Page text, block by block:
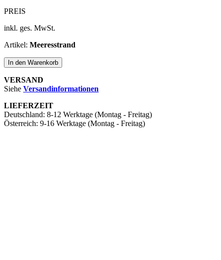
PREIS
inkl. ges. MwSt.
Artikel: Meeresstrand
In den Warenkorb
VERSAND
Siehe ​ Versandinformationen
LIEFERZEIT
Deutschland: ​8-12 Werktage (Montag - Freitag)
Österreich: ​9-16 Werktage (Montag - Freitag)